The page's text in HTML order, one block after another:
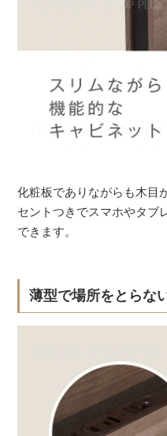
化粧板でありながらも木目
セントつきでスマホやタブ
できます。
薄型で場所をとらな